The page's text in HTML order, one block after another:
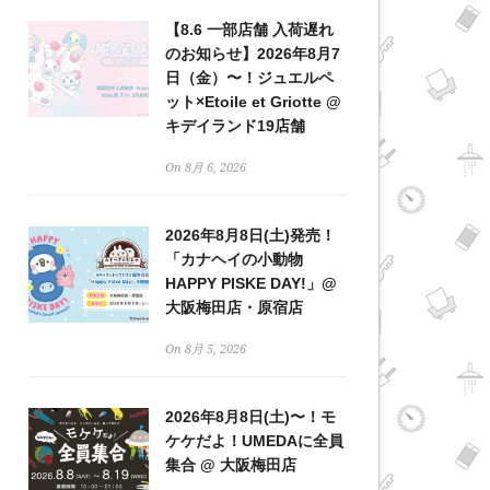
【8.6 一部店舗 入荷遅れ
のお知らせ】2026年8月7
日（金）〜！ジュエルペ
ット×Etoile et Griotte @
キデイランド19店舗
On 8月 6, 2026
2026年8月8日(土)発売！
「カナヘイの小動物
HAPPY PISKE DAY!」@
大阪梅田店・原宿店
On 8月 5, 2026
2026年8月8日(土)〜！モ
ケケだよ！UMEDAに全員
集合 @ 大阪梅田店